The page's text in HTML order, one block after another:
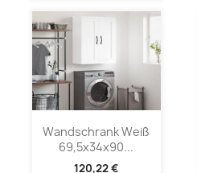
Wandschrank Weiß
69,5x34x90...
120,22 €